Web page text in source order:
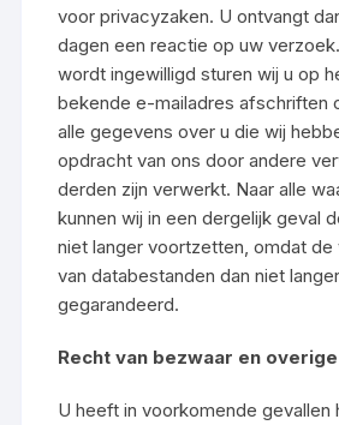
voor privacyzaken. U ontvangt
dagen een reactie op uw
wordt ingewilligd sturen wij u op
bekende e-mailadres afschriften
alle gegevens over u die wij
opdracht van ons door andere
derden zijn verwerkt. Naar alle
kunnen wij in een dergelijk geval
niet langer voortzetten, omdat de
van databestanden dan niet
gegarandeerd.
Recht van bezwaar en
U heeft in voorkomende gevallen